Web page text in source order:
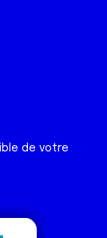
de votre